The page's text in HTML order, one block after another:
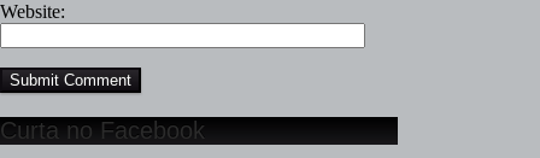
Website:
Curta no Facebook